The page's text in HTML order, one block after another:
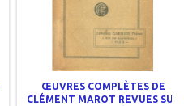
ŒUVRES COMPLÈTES DE
CLÉMENT MAROT REVUES SUR